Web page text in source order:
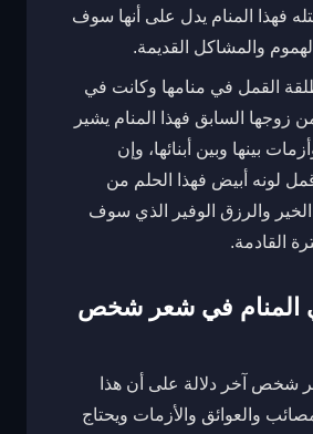
فهذا المنام يدل على أنها سوف
والمشاكل القديمة.
القمل في منامها وكانت في
من زوجها السابق فهذا المنام يشير
بينها وبين أبنائها، وإن
لونه أبيض فهذا الحلم من
الخير والرزق الوفير الذي سوف
القادمة.
المنام في شعر شخص
شخص آخر دلالة على أن هذا
والعوائق والأزمات ويحتاج